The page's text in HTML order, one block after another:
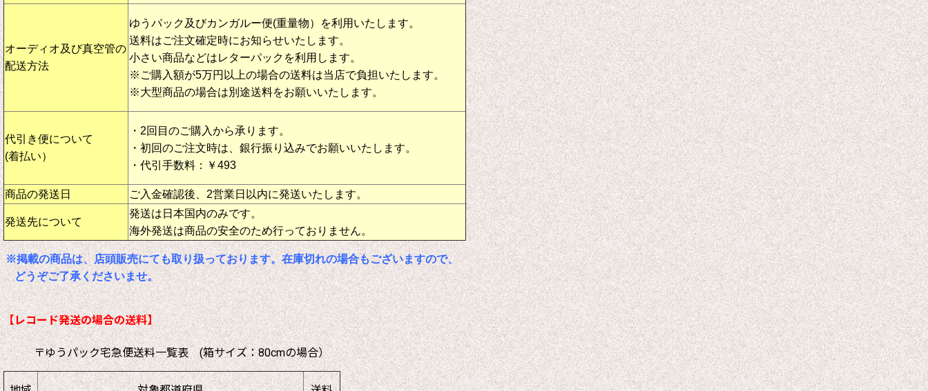
オーディオ及び真空管の
配送方法
ゆうパック及びカンガルー便(重量物）を利用いたします。
送料はご注文確定時にお知らせいたします。
小さい商品などはレターパックを利用します。
※ご購入額が5万円以上の場合の送料は当店で負担いたします。
※大型商品の場合は別途送料をお願いいたします。
代引き便について
(着払い）
・2回目のご購入から承ります。
・初回のご注文時は、銀行振り込みでお願いいたします。
・代引手数料：￥493
商品の発送日 ご入金確認後、2営業日以内に発送いたします。
発送先について
発送は日本国内のみです。
海外発送は商品の安全のため行っておりません。
※掲載の商品は、店頭販売にても取り扱っております。在庫切れの場合もございますので、
どうぞご了承くださいませ。
【レコード発送の場合の送料】
〒ゆうパック宅急便送料一覧表 (箱サイズ：80cmの場合）